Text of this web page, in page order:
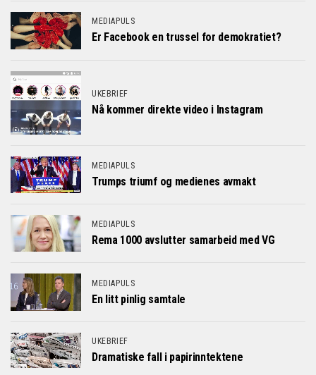
MEDIAPULS
Er Facebook en trussel for demokratiet?
UKEBRIEF
Nå kommer direkte video i Instagram
MEDIAPULS
Trumps triumf og medienes avmakt
MEDIAPULS
Rema 1000 avslutter samarbeid med VG
MEDIAPULS
En litt pinlig samtale
UKEBRIEF
Dramatiske fall i papirinntektene